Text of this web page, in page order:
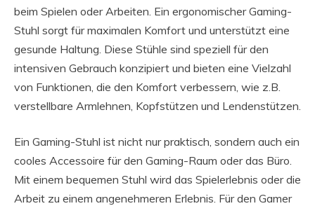
beim Spielen oder Arbeiten. Ein ergonomischer Gaming-
Stuhl sorgt für maximalen Komfort und unterstützt eine
gesunde Haltung. Diese Stühle sind speziell für den
intensiven Gebrauch konzipiert und bieten eine Vielzahl
von Funktionen, die den Komfort verbessern, wie z.B.
verstellbare Armlehnen, Kopfstützen und Lendenstützen.
Ein Gaming-Stuhl ist nicht nur praktisch, sondern auch ein
cooles Accessoire für den Gaming-Raum oder das Büro.
Mit einem bequemen Stuhl wird das Spielerlebnis oder die
Arbeit zu einem angenehmeren Erlebnis. Für den Gamer